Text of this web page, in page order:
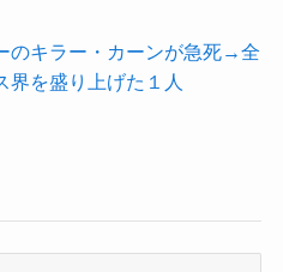
のキラー・カーンが急死→全
界を盛り上げた１人